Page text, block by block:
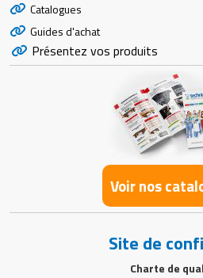
Catalogues
Guides d'achat
Présentez vos produits
Voir nos
Site de
Charte de